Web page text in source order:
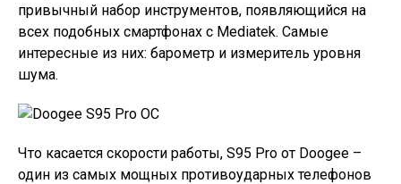
привычный набор инструментов, появляющийся на
всех подобных смартфонах с Mediatek. Самые
интересные из них: барометр и измеритель уровня
шума.
Что касается скорости работы, S95 Pro от Doogee –
один из самых мощных противоударных телефонов